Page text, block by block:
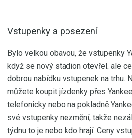
Vstupenky a posezení
Bylo velkou obavou, že vstupenky
když se nový stadion otevřel, ale
dobrou nabídku vstupenek na trhu.
můžete koupit jízdenky přes
telefonicky nebo na pokladně
své vstupenky nezmění, takže
týdnu to je nebo kdo hrají. Ceny